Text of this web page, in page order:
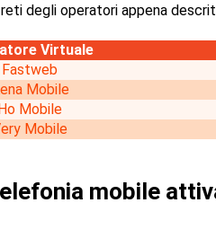
degli operatori appena
Virtuale
Fastweb
Mobile
Mobile
Mobile
mobile